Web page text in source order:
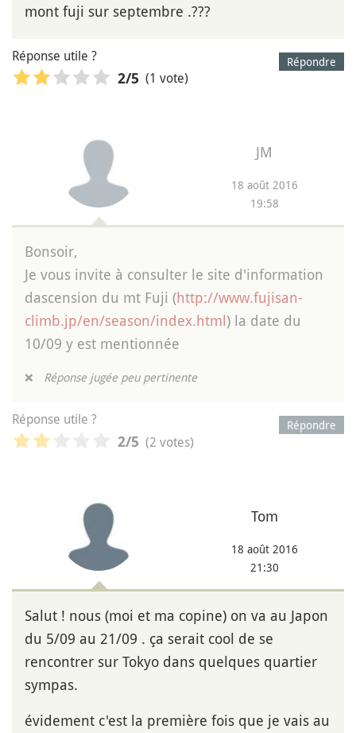
mont fuji sur septembre .???
Répondre
Réponse utile ?
2/5 (1 vote)
JM
18 août 2016
19:58
Bonsoir,
Je vous invite à consulter le site d'information
dascension du mt Fuji (http://www.fujisan-
climb.jp/en/season/index.html) la date du
10/09 y est mentionnée
❌ Réponse jugée peu pertinente
Répondre
Réponse utile ?
2/5 (2 votes)
Tom
18 août 2016
21:30
Salut ! nous (moi et ma copine) on va au Japon
du 5/09 au 21/09 . ça serait cool de se
rencontrer sur Tokyo dans quelques quartier
sympas.
évidement c'est la première fois que je vais au